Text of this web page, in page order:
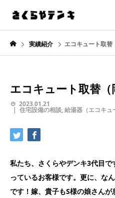
実績紹介 エコキュート取替
エコキュート取替（
2023.01.21
住宅設備の相談,給湯器（エコキュ
私たち、さくらやデンキ3代目
っているお客様です。更に、な
です！嫁、貴子もS様の娘さん